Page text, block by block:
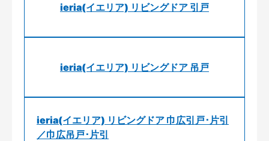
ieria(イエリア) リビングドア 引戸
ieria(イエリア) リビングドア 吊戸
ieria(イエリア) リビングドア 巾広引戸･片引
／巾広吊戸･片引